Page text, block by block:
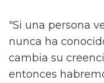
"Si una persona
nunca ha
cambia su
entonces